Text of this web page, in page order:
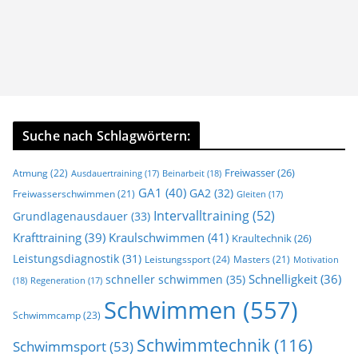
Suche nach Schlagwörtern:
Atmung(22) Ausdauertraining (17) Beinarbeit (18) Freiwasser(26)
Freiwasserschwimmen (21) GA1 (40) GA2 (32) Gleiten (17)
Grundlagenausdauer (33) Intervalltraining(52)
Krafttraining (39) Kraulschwimmen (41) Kraultechnik(26)
Leistungsdiagnostik (31) Leistungssport(24) Masters (21) Motivation
(18) Regeneration (17) schneller schwimmen (35) Schnelligkeit (36)
Schwimmcamp(23) Schwimmen (557)
Schwimmsport(53) Schwimmtechnik(116)